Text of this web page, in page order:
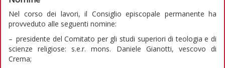
Nel corso dei lavori, il Consiglio episcopale permanente ha
provveduto alle seguenti nomine:
– presidente del Comitato per gli studi superiori di teologia e di
scienze religiose: s.e.r. mons. Daniele Gianotti, vescovo di
Crema;